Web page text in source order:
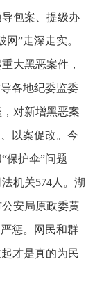
包案、提级办
”走深走实。
大黑恶案件，
各地纪委监委
对新增黑恶案
以案促改。今
保护伞”问题
机关574人。湖
安局原政委黄
惩。网民和群
才是真的为民